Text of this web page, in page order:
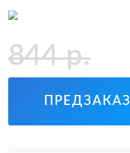
844р.
ПРЕДЗАКАЗ